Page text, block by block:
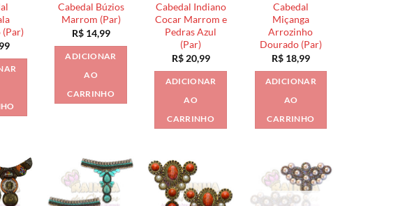
Cabedal Búzios
Marrom (Par)
R$14,99
ADICIONAR
AO
CARRINHO
Cabedal Indiano
Cocar Marrom e
Pedras Azul
(Par)
R$20,99
ADICIONAR
AO
CARRINHO
Cabedal
Miçanga
Arrozinho
Dourado (Par)
R$18,99
ADICIONAR
AO
CARRINHO